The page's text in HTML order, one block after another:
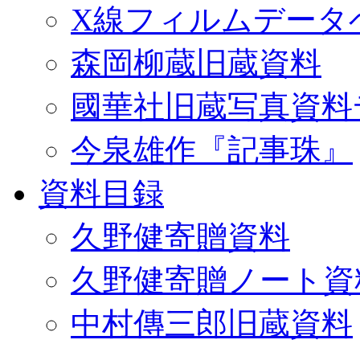
X線フィルムデータ
森岡柳蔵旧蔵資料
國華社旧蔵写真資
今泉雄作『記事珠』
資料目録
久野健寄贈資料
久野健寄贈ノート
中村傳三郎旧蔵資料